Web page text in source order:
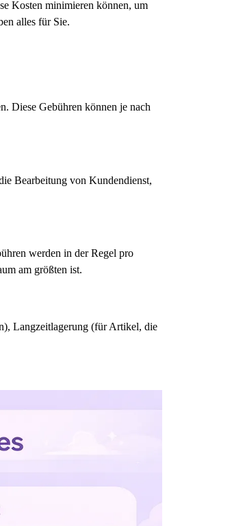
Kosten minimieren können, um
alles für Sie.
Diese Gebühren können je nach
Bearbeitung von Kundendienst,
werden in der Regel pro
am größten ist.
Langzeitlagerung (für Artikel, die